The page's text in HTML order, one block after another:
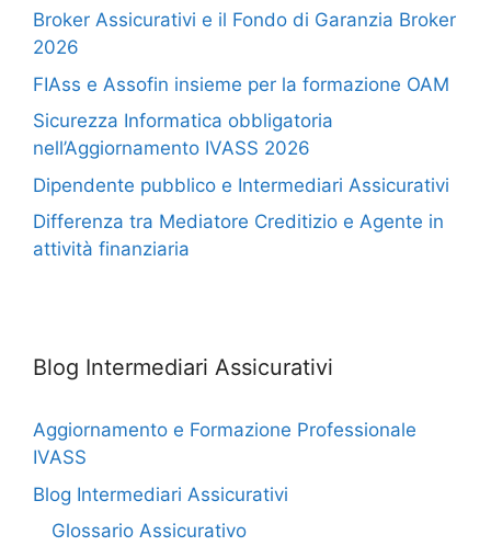
Broker Assicurativi e il Fondo di Garanzia Broker
2026
FIAss e Assofin insieme per la formazione OAM
Sicurezza Informatica obbligatoria
nell’Aggiornamento IVASS 2026
Dipendente pubblico e Intermediari Assicurativi
Differenza tra Mediatore Creditizio e Agente in
attività finanziaria
Blog Intermediari Assicurativi
Aggiornamento e Formazione Professionale
IVASS
Blog Intermediari Assicurativi
Glossario Assicurativo